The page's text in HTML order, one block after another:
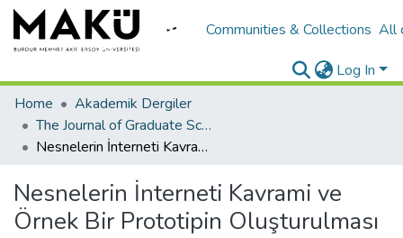
Communities & Collections All
Log In
Home
Akademik Dergiler
The Journal of Graduate School of Natural and Applied Sciences of Mehmet Akif Ersoy University
Nesnelerin İnterneti Kavrami ve Örnek Bir Prototipin Oluşturulması
Nesnelerin İnterneti Kavrami ve
Örnek Bir Prototipin Oluşturulması